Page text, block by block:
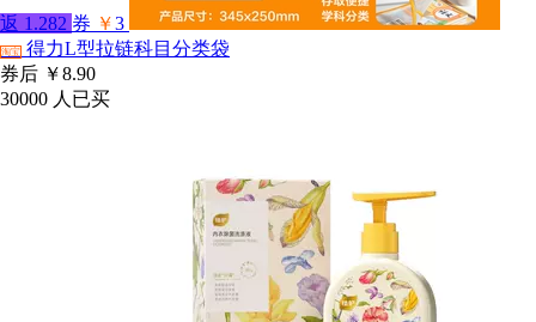
返 1.282 券 ￥3
淘宝 得力L型拉链科目分类袋
券后 ￥8.90
30000 人已买